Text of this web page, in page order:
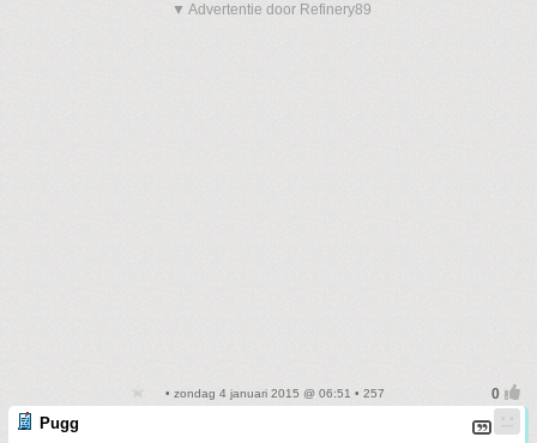
▼ Advertentie door Refinery89
• zondag 4 januari 2015 @ 06:51 • 257
Pugg